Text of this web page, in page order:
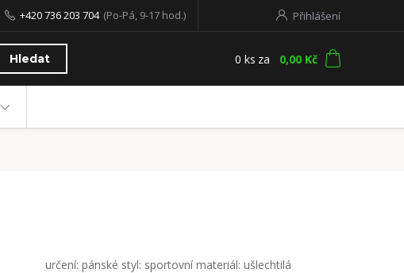
Přihlášení
Hledat
+420 736 203 704 (Po-Pá, 9-17 hod.)
0 ks za 0,00 Kč
určení: pánské styl: sportovní materiál: ušlechtilá